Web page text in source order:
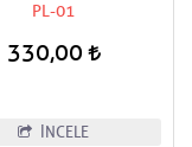
Bayrak Renkleri
PL-01
330,00
İNCELE